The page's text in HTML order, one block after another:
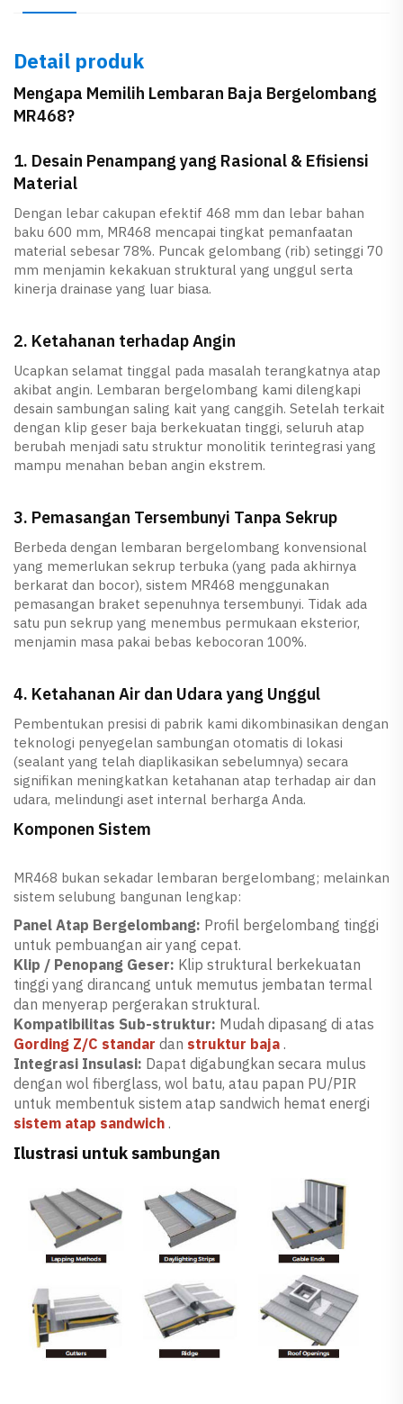
Detail produk
Mengapa Memilih Lembaran Baja Bergelombang
MR468?
1. Desain Penampang yang Rasional & Efisiensi
Material
Dengan lebar cakupan efektif 468 mm dan lebar bahan
baku 600 mm, MR468 mencapai tingkat pemanfaatan
material sebesar 78%. Puncak gelombang (rib) setinggi 70
mm menjamin kekakuan struktural yang unggul serta
kinerja drainase yang luar biasa.
2. Ketahanan terhadap Angin
Ucapkan selamat tinggal pada masalah terangkatnya atap
akibat angin. Lembaran bergelombang kami dilengkapi
desain sambungan saling kait yang canggih. Setelah terkait
dengan klip geser baja berkekuatan tinggi, seluruh atap
berubah menjadi satu struktur monolitik terintegrasi yang
mampu menahan beban angin ekstrem.
3. Pemasangan Tersembunyi Tanpa Sekrup
Berbeda dengan lembaran bergelombang konvensional
yang memerlukan sekrup terbuka (yang pada akhirnya
berkarat dan bocor), sistem MR468 menggunakan
pemasangan braket sepenuhnya tersembunyi. Tidak ada
satu pun sekrup yang menembus permukaan eksterior,
menjamin masa pakai bebas kebocoran 100%.
4. Ketahanan Air dan Udara yang Unggul
Pembentukan presisi di pabrik kami dikombinasikan dengan
teknologi penyegelan sambungan otomatis di lokasi
(sealant yang telah diaplikasikan sebelumnya) secara
signifikan meningkatkan ketahanan atap terhadap air dan
udara, melindungi aset internal berharga Anda.
Komponen Sistem
MR468 bukan sekadar lembaran bergelombang; melainkan
sistem selubung bangunan lengkap:
Panel Atap Bergelombang: Profil bergelombang tinggi
untuk pembuangan air yang cepat.
Klip / Penopang Geser: Klip struktural berkekuatan
tinggi yang dirancang untuk memutus jembatan termal
dan menyerap pergerakan struktural.
Kompatibilitas Sub-struktur: Mudah dipasang di atas
Gording Z/C standar dan struktur baja .
Integrasi Insulasi: Dapat digabungkan secara mulus
dengan wol fiberglass, wol batu, atau papan PU/PIR
untuk membentuk sistem atap sandwich hemat energi
sistem atap sandwich .
Ilustrasi untuk sambungan